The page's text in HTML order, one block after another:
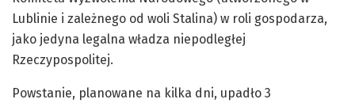
Lublinie i zależnego od woli Stalina) w roli gospodarza,
jako jedyna legalna władza niepodległej
Rzeczypospolitej.
Powstanie, planowane na kilka dni, upadło 3